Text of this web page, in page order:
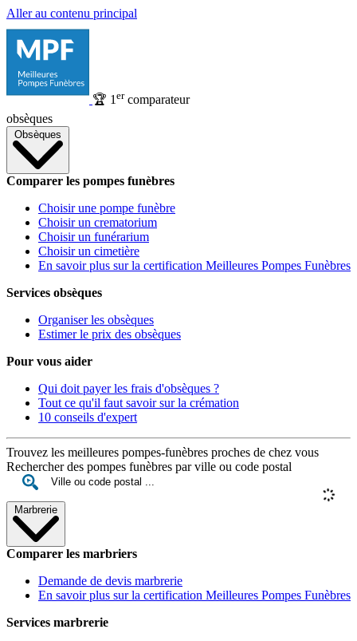
Aller au contenu principal
🏆 1 ercomparateur
obsèques
Obsèques
Comparer les pompes funèbres
Choisir une pompe funèbre
Choisir un crematorium
Choisir un funérarium
Choisir un cimetière
En savoir plus sur la certification Meilleures Pompes Funèbres
Services obsèques
Organiser les obsèques
Estimer le prix des obsèques
Pour vous aider
Qui doit payer les frais d'obsèques ?
Tout ce qu'il faut savoir sur la crémation
10 conseils d'expert
Trouvez les meilleures pompes-funèbres proches de chez vous
Rechercher des pompes funèbres par ville ou code postal
Marbrerie
Comparer les marbriers
Demande de devis marbrerie
En savoir plus sur la certification Meilleures Pompes Funèbres
Services marbrerie